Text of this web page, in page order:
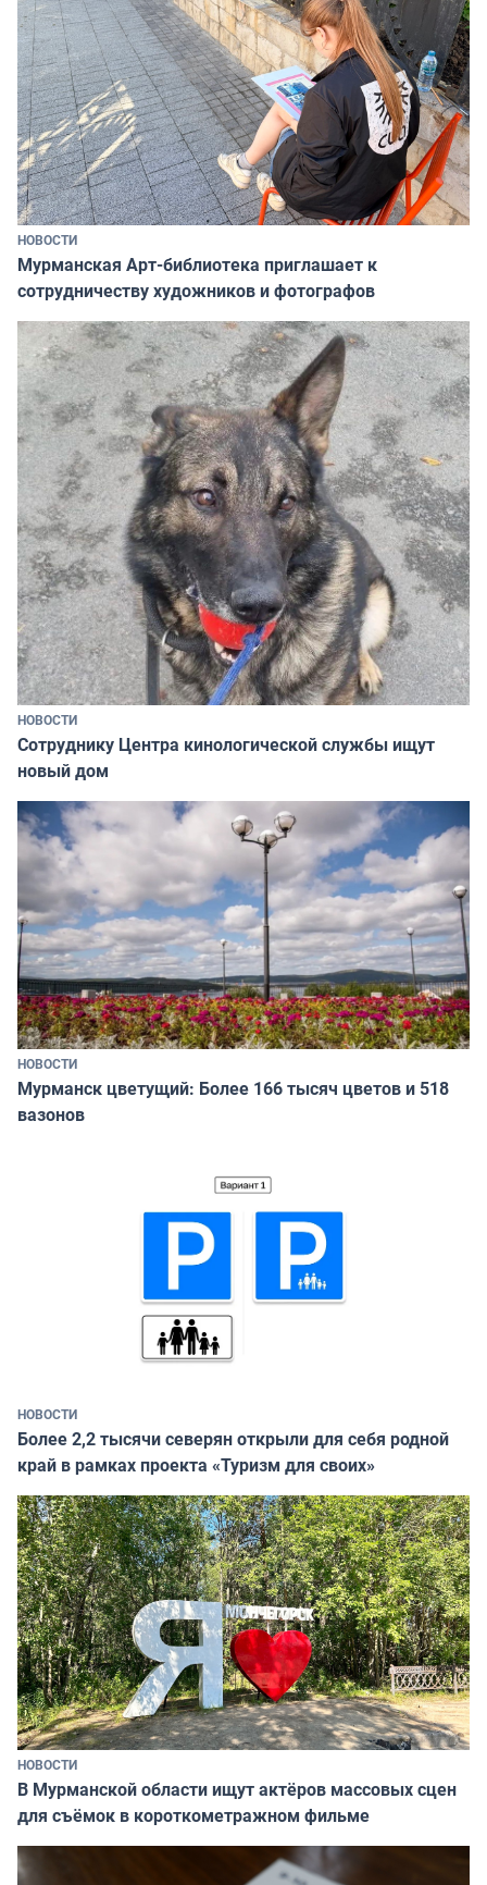
НОВОСТИ
Мурманская Арт-библиотека приглашает к
сотрудничеству художников и фотографов
НОВОСТИ
Сотруднику Центра кинологической службы ищут
новый дом
НОВОСТИ
Мурманск цветущий: Более 166 тысяч цветов и 518
вазонов
НОВОСТИ
Более 2,2 тысячи северян открыли для себя родной
край в рамках проекта «Туризм для своих»
НОВОСТИ
В Мурманской области ищут актёров массовых сцен
для съёмок в короткометражном фильме